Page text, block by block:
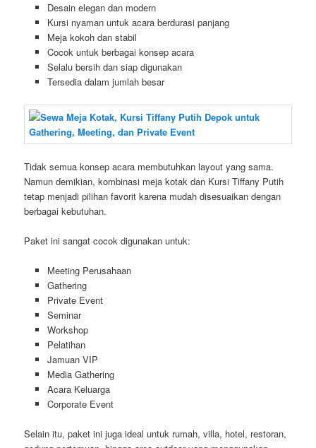
Desain elegan dan modern
Kursi nyaman untuk acara berdurasi panjang
Meja kokoh dan stabil
Cocok untuk berbagai konsep acara
Selalu bersih dan siap digunakan
Tersedia dalam jumlah besar
Tidak semua konsep acara membutuhkan layout yang sama.
Namun demikian, kombinasi meja kotak dan Kursi Tiffany Putih
tetap menjadi pilihan favorit karena mudah disesuaikan dengan
berbagai kebutuhan.
Paket ini sangat cocok digunakan untuk:
Meeting Perusahaan
Gathering
Private Event
Seminar
Workshop
Pelatihan
Jamuan VIP
Media Gathering
Acara Keluarga
Corporate Event
Selain itu, paket ini juga ideal untuk rumah, villa, hotel, restoran,